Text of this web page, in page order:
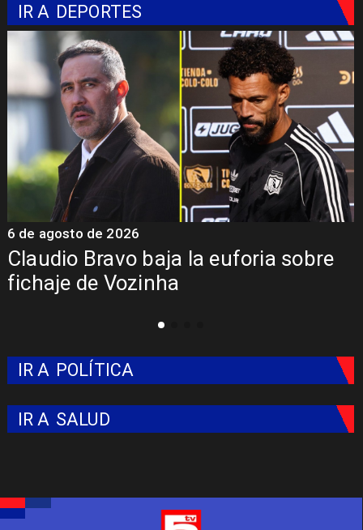
IR A DEPORTES
Presentación de Vozinha en Colo
Colo: Fecha, Estadio y Contrato
5 de agosto de 2026
IR A POLÍTICA
IR A SALUD